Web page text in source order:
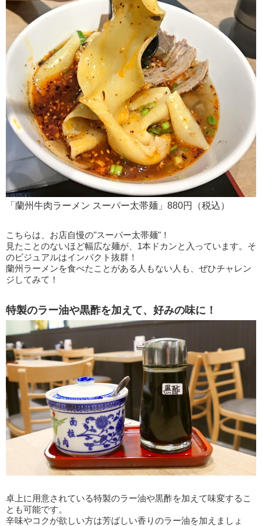
「蘭州牛肉ラーメン スーパー太帯麺」880円（税込）
こちらは、お店自慢の"スーパー太帯麺"！
見たことのないほど幅広な麺が、1本ドカンと入っています。そ
のビジュアルはインパクト抜群！
蘭州ラーメンを食べたことがある人もない人も、ぜひチャレン
ジしてみて！
特製のラー油や黒酢を加えて、好みの味に！
卓上に用意されている特製のラー油や黒酢を加えて味変するこ
とも可能です。
辛味やコクが欲しい方は芳ばしい香りのラー油を加えましょ